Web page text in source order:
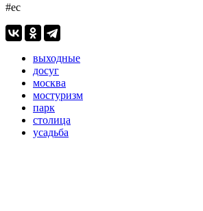
#ес
выходные
досуг
москва
мостуризм
парк
столица
усадьба